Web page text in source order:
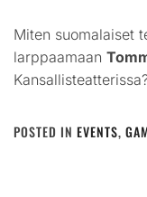
Miten suomalaiset
larppaamaan
POSTED IN EVENTS,